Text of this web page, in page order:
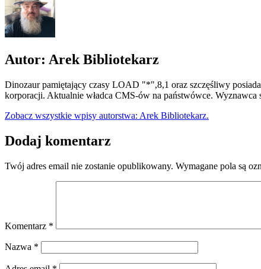
Autor: Arek Bibliotekarz
Dinozaur pamiętający czasy LOAD "*",8,1 oraz szczęśliwy
korporacji. Aktualnie władca CMS-ów na państwówce. Wyznawca
Zobacz wszystkie wpisy autorstwa: Arek Bibliotekarz.
Dodaj komentarz
Twój adres email nie zostanie opublikowany. Wymagane pola są
Komentarz *
Nazwa *